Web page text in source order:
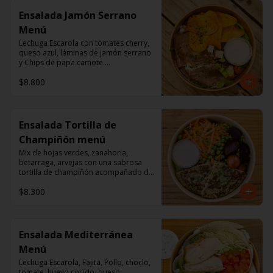
Ensalada Jamón Serrano
Menú
Lechuga Escarola con tomates cherry,
queso azul, láminas de jamón serrano
y Chips de papa camote.
$8.800
Ensalada Tortilla de
Champiñón menú
Mix de hojas verdes, zanahoria,
betarraga, arvejas con una sabrosa
tortilla de champiñón acompañado de
limón, sal, cúrcuma, comino y
$8.300
Ensalada Mediterránea
Menú
Lechuga Escarola, Fajita, Pollo, choclo,